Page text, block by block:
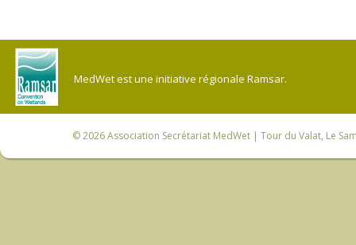
MedWet est une initiative régionale Ramsar.
© 2026Association Secrétariat MedWet | Tour du Valat, Le